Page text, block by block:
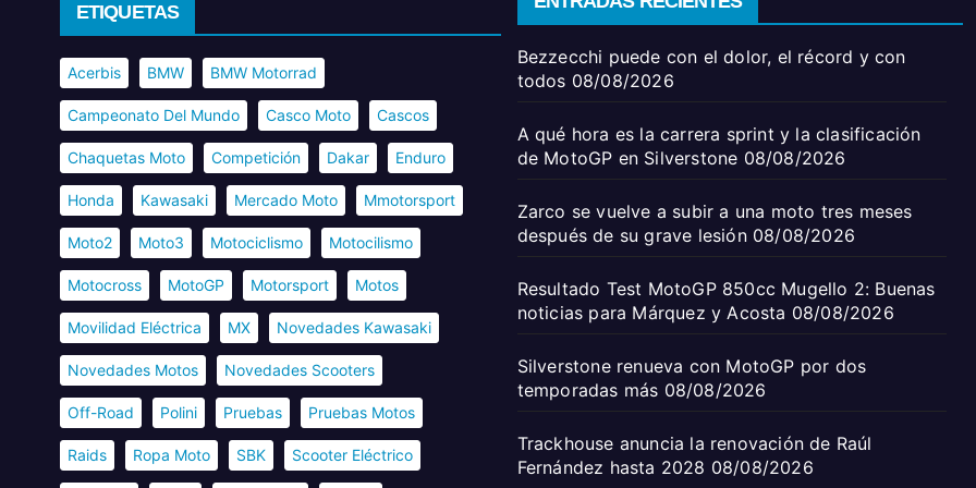
ETIQUETAS
Acerbis BMW BMW Motorrad
Campeonato Del Mundo Casco Moto Cascos
Chaquetas Moto Competición Dakar Enduro
Honda Kawasaki Mercado Moto Mmotorsport
Moto2 Moto3 Motociclismo Motocilismo
Motocross MotoGP Motorsport Motos
Movilidad Eléctrica MX Novedades Kawasaki
Novedades Motos Novedades Scooters
Off-Road Polini Pruebas Pruebas Motos
Raids Ropa Moto SBK Scooter Eléctrico
Bezzecchi puede con el dolor, el récord y con
todos 08/08/2026
A qué hora es la carrera sprint y la clasificación
de MotoGP en Silverstone 08/08/2026
Zarco se vuelve a subir a una moto tres meses
después de su grave lesión 08/08/2026
Resultado Test MotoGP 850cc Mugello 2: Buenas
noticias para Márquez y Acosta 08/08/2026
Silverstone renueva con MotoGP por dos
temporadas más 08/08/2026
Trackhouse anuncia la renovación de Raúl
Fernández hasta 2028 08/08/2026